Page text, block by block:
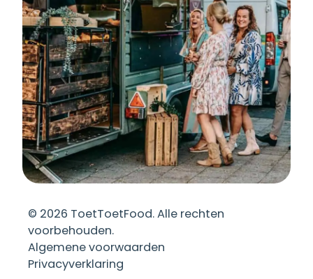
© 2026 ToetToetFood. Alle rechten
voorbehouden.
Algemene voorwaarden
Privacyverklaring